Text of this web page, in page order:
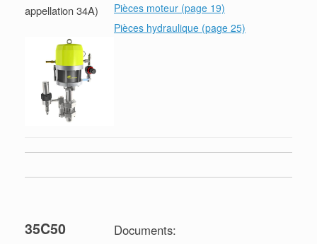
appellation 34A)
Pièces moteur (page 19)
Pièces hydraulique (page 25)
35C50 Documents: